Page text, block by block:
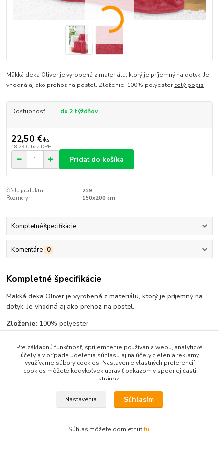
Mäkká deka Oliver je vyrobená z materiálu, ktorý je príjemný na dotyk. Je
vhodná aj ako prehoz na postel. Zloženie: 100% polyestercelý popis
Dostupnosť do 2 týždňov
22,50 €/ks
18,29 € bez DPH
Pridať do košíka
Číslo produktu:
229
Rozmery:
150x200 cm
Kompletné špecifikácie
Komentáre 0
Kompletné špecifikácie
Mäkká deka Oliver je vyrobená z materiálu, ktorý je príjemný na
dotyk. Je vhodná aj ako prehoz na postel.
Zloženie: 100% polyester
Tovar zaradený v kategóriách
Obsah webovej stránky je možné používať len so súhlasom
Pre základnú funkčnosť, spríjemnenie používania webu, analytické
účely a v prípade udelenia súhlasu aj na účely cielenia reklamy
využívame súbory cookies. Nastavenie vlastných preferencií
cookies môžete kedykoľvek upraviť odkazom v spodnej časti
stránok.
Nastavenia Súhlasím
Súhlas môžete odmietnuťtu.